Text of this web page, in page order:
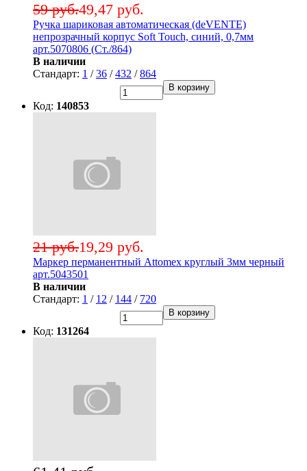
49,47 руб.
59 руб.
Ручка шариковая автоматическая (deVENTE)
непрозрачный корпус Soft Touch, синий, 0,7мм
арт.5070806 (Ст./864)
В наличии
Стандарт: 1 /36 /432 /864
В корзину
Код: 140853
19,29 руб.
21 руб.
Маркер перманентный Attomex круглый 3мм черный
арт.5043501
В наличии
Стандарт: 1 / 12 / 144 / 720
В корзину
Код: 131264